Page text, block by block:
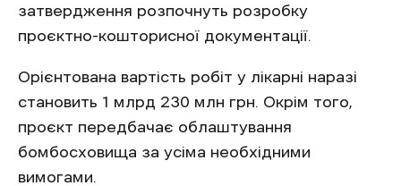
затвердження розпочнуть розробку
проєктно-кошторисної документації.
Орієнтована вартість робіт у лікарні наразі
становить 1 млрд 230 млн грн. Окрім того,
проєкт передбачає облаштування
бомбосховища за усіма необхідними
вимогами.